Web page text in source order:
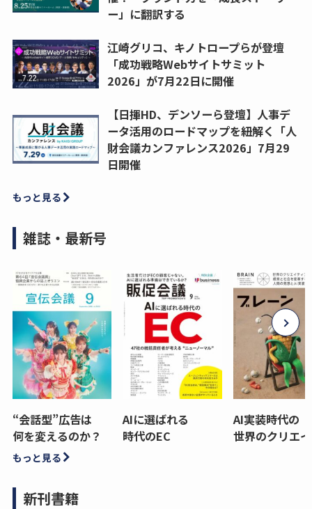
ー」に翻訳する
江崎グリコ、キノトロープらが登壇
「成功戦略Webサイトサミット
2026」が7月22日に開催
【日揮HD、デンソーら登壇】人事デ
ータ活用のロードマップを紐解く「人
財会議カンファレンス2026」7月29
日開催
もっと見る
雑誌・最新号
“会話型”広告は
何を変えるのか？
AIに選ばれる
時代のEC
AI実装時代の
世界のクリエ
もっと見る
新刊書籍